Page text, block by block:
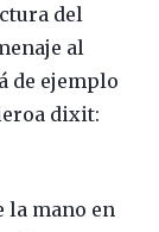
del
al
de ejemplo
dixit:
la mano en